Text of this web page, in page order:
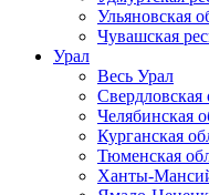
Ульяновская
Чувашская
Урал
Весь Урал
Свердловская
Челябинская
Курганская
Тюменская
Ханты-